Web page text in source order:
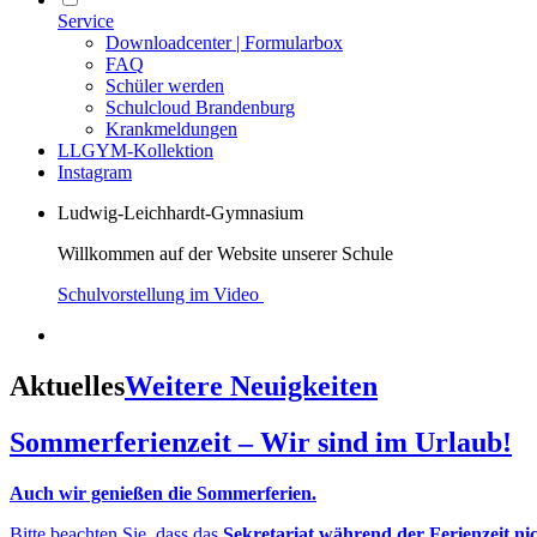
Service
Downloadcenter | Formularbox
FAQ
Schüler werden
Schulcloud Brandenburg
Krankmeldungen
LLGYM-Kollektion
Instagram
Ludwig-Leichhardt-Gymnasium
Willkommen auf der Website unserer Schule
Schulvorstellung im Video
AktuellesWeitere Neuigkeiten
Sommerferienzeit – Wir sind im Urlaub!
Auch wir genießen die Sommerferien.